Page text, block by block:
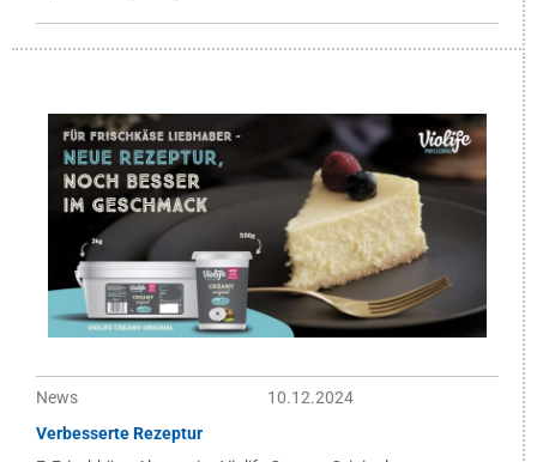
News
10.12.2024
Verbesserte Rezeptur